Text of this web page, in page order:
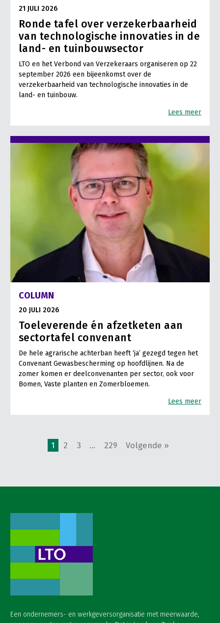
21 JULI 2026
Ronde tafel over verzekerbaarheid
van technologische innovaties in de
land- en tuinbouwsector
LTO en het Verbond van Verzekeraars organiseren op 22
september 2026 een bijeenkomst over de
verzekerbaarheid van technologische innovaties in de
land- en tuinbouw.
Lees meer
COLUMN
20 JULI 2026
Toeleverende én afzetketen aan
sectortafel convenant
De hele agrarische achterban heeft ‘ja’ gezegd tegen het
Convenant Gewasbescherming op hoofdlijnen. Na de
zomer komen er deelconvenanten per sector, ook voor
Bomen, Vaste planten en Zomerbloemen.
Lees meer
1 2 3 … 229 Volgende »
Een ondernemers- en werkgeversorganisatie met meerwaarde,